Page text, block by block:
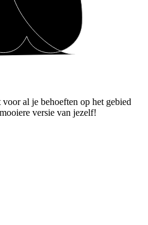
al je behoeften op het gebied
versie van jezelf!